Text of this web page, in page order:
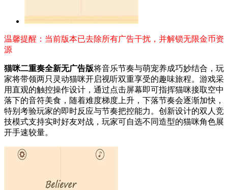
温馨提醒：当前版本已去除所有广告干扰，并解锁无限金币资
源
猫咪二重奏全新无广告版将音乐节奏与萌宠养成巧妙结合，玩
家将带领两只灵动猫咪开启视听双重享受的趣味旅程。游戏采
用直观的触控操作设计，通过点击屏幕即可指挥猫咪接取空中
落下的音符美食，随着难度梯度上升，下落节奏会逐渐加快，
特别考验玩家的即时反应与节奏把控能力。创新设计的双人竞
技模式支持实时好友对战，玩家可自选不同造型的猫咪角色展
开手速较量。